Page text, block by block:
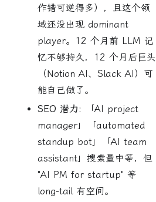
作错可逆得多），且这个领
域还没出现 dominant
player。12 个月前 LLM 记
忆不够持久，12 个月后巨头
（Notion AI、Slack AI）可
能自己做了。
SEO 潜力:
「AI project
manager」「automated
standup bot」「AI team
assistant」搜索量中等，但
"AI PM for startup" 等
long-tail 有空间。